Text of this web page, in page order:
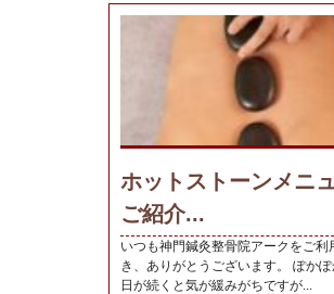
ホットストーンメニ
ご紹介...
いつも神門鍼灸整骨院アークをご利
き、ありがとうございます。 ぽか
日が続くと気が緩みがちですが...